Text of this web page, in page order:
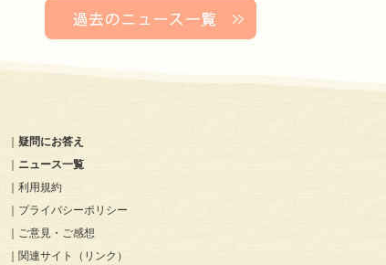
疑問にお答え
ニュース一覧
利用規約
プライバシーポリシー
ご意見・ご感想
関連サイト（リンク）